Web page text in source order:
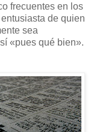
frecuentes en los
de quien
sea
«pues qué bien».